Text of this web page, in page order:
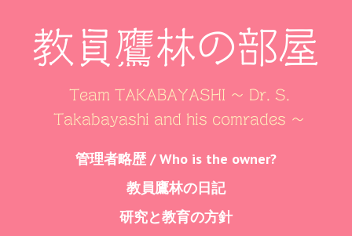
教員鷹林の部屋
Team TAKABAYASHI ～ Dr. S.
Takabayashi and his comrades ～
管理者略歴 / Who is the owner?
教員鷹林の日記
研究と教育の方針